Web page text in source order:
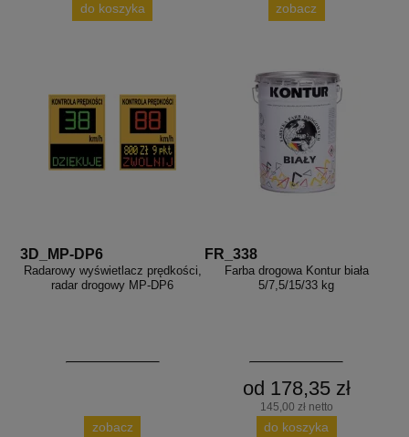
do koszyka zobacz
3D_MP-DP6
Radarowy wyświetlacz prędkości,
radar drogowy MP-DP6
zobacz
FR_338
Farba drogowa Kontur biała
5/7,5/15/33 kg
od 178,35 zł
145,00 zł netto
do koszyka